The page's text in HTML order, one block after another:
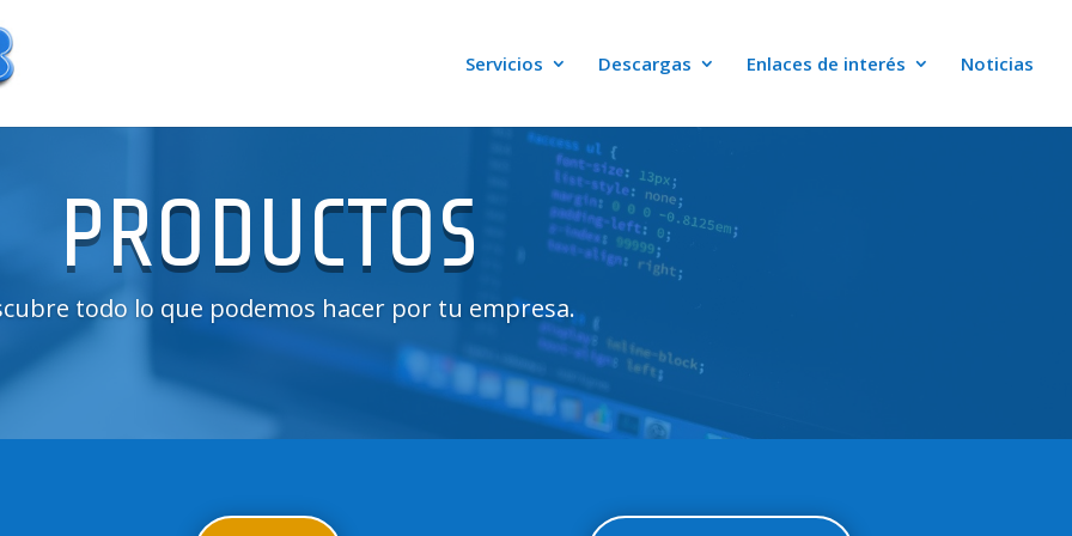
Servicios Descargas Enlaces de interés Noticias
PRODUCTOS
todo lo que podemos hacer por tu empresa.